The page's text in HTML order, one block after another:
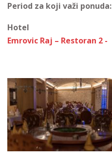
Period za koji važi ponuda:
Hotel
Emrovic Raj – Restoran 2 -